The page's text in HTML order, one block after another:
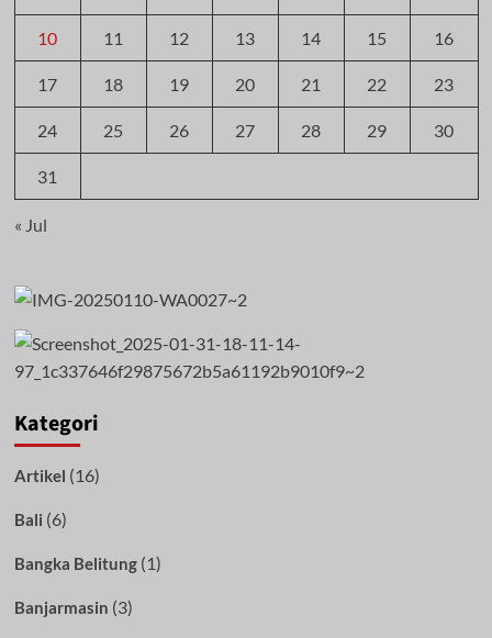
10 11 12 13 14 15 16
17 18 19 20 21 22 23
24 25 26 27 28 29 30
31
« Jul
Kategori
Artikel (16)
Bali (6)
Bangka Belitung(1)
Banjarmasin (3)